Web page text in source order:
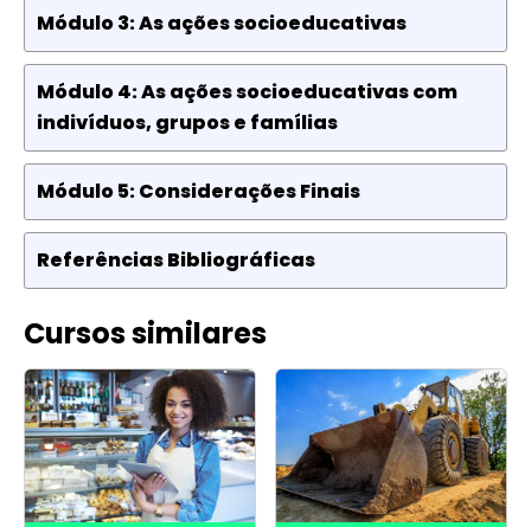
Módulo 3: As ações socioeducativas
Módulo 4: As ações socioeducativas com
indivíduos, grupos e famílias
Módulo 5: Considerações Finais
Referências Bibliográficas
Cursos similares